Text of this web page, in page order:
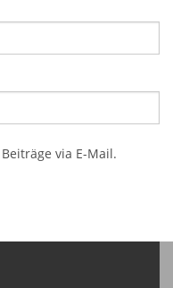
via E-Mail.